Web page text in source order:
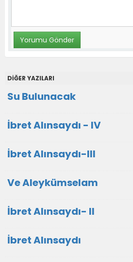
DİĞER YAZILARI
Su Bulunacak
İbret Alınsaydı - IV
İbret Alınsaydı-III
Ve Aleykümselam
İbret Alınsaydı- II
İbret Alınsaydı